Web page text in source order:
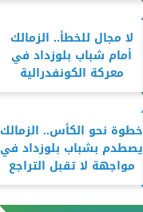
لا مجال للخطأ.. الزمالك
أمام شباب بلوزداد في
معركة الكونفدرالية
خطوة نحو الكأس.. الزمالك
يصطدم بشباب بلوزداد في
مواجهة لا تقبل التراجع